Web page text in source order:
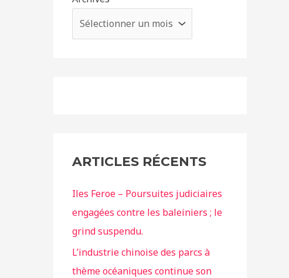
ARTICLES RÉCENTS
Iles Feroe – Poursuites judiciaires
engagées contre les baleiniers ; le
grind suspendu.
L’industrie chinoise des parcs à
thème océaniques continue son